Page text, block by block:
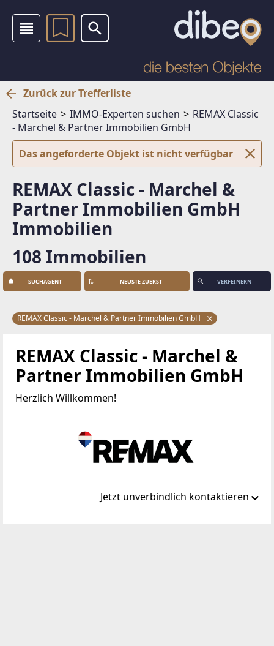
Zurück zur Trefferliste
Startseite
IMMO-Experten suchen
REMAX Classic
- Marchel & Partner Immobilien GmbH
Das angeforderte Objekt ist nicht verfügbar
REMAX Classic - Marchel &
Partner Immobilien GmbH
Immobilien
108 Immobilien
SUCHAGENT VERFEINERN
REMAX Classic - Marchel & Partner Immobilien GmbH
REMAX Classic - Marchel &
Partner Immobilien GmbH
Herzlich Willkommen!
Jetzt unverbindlich kontaktieren